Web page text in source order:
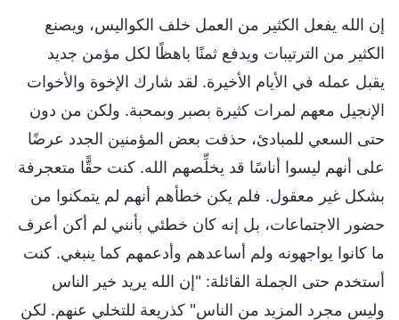
إن الله يفعل الكثير من العمل خلف الكواليس، ويصنع
الكثير من الترتيبات ويدفع ثمنًا باهظًا لكل مؤمن جديد
يقبل عمله في الأيام الأخيرة. لقد شارك الإخوة والأخوات
الإنجيل معهم لمرات كثيرة بصبر وبمحبة. ولكن من دون
حتى السعي للمبادئ، حذفت بعض المؤمنين الجدد عرضًا
على أنهم ليسوا أناسًا قد يخلِّصهم الله. كنت حقًّا متعجرفة
بشكل غير معقول. فلم يكن خطأهم أنهم لم يتمكنوا من
حضور الاجتماعات، بل إنه كان خطئي بأنني لم أكن أعرف
ما كانوا يواجهونه ولم أساعدهم وأدعمهم كما ينبغي. كنت
أستخدم حتى الجملة القائلة: "إن الله يريد خير الناس
وليس مجرد المزيد من الناس" كذريعة للتخلي عنهم. لكن